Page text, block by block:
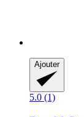
Ajouter
5.0 (1)